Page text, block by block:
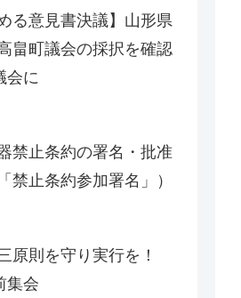
る意見書決議】山形県
畠町議会の採択を確認
会に
禁止条約の署名・批准
禁止条約参加署名」）
原則を守り実行を！
集会